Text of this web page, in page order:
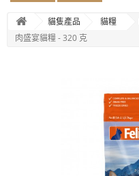
貓隻產品 貓糧
肉盛宴貓糧 - 320 克